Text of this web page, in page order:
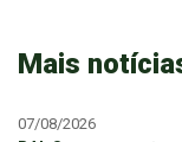
Mais
07/08/2026